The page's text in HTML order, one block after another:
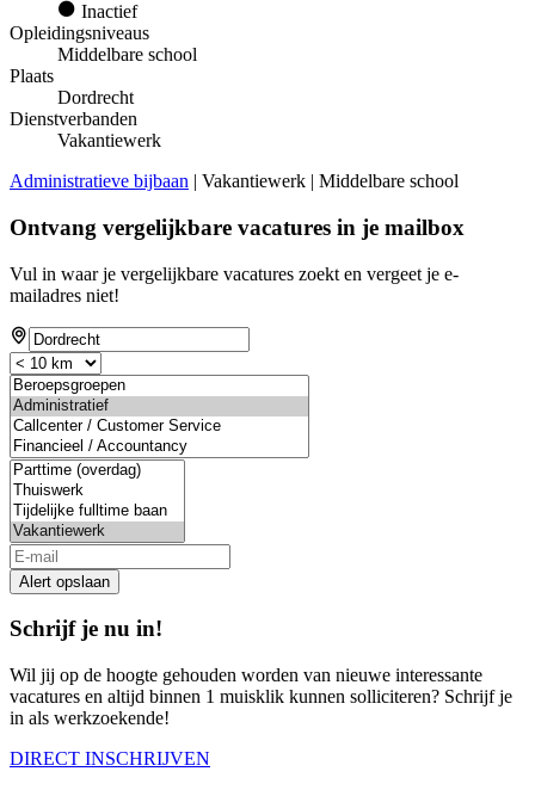
Inactief
Opleidingsniveaus
Middelbare school
Plaats
Dordrecht
Dienstverbanden
Vakantiewerk
Administratieve bijbaan | Vakantiewerk | Middelbare school
Ontvang vergelijkbare vacatures in je mailbox
Vul in waar je vergelijkbare vacatures zoekt en vergeet je e-
mailadres niet!
Alert opslaan
Schrijf je nu in!
Wil jij op de hoogte gehouden worden van nieuwe interessante
vacatures en altijd binnen 1 muisklik kunnen solliciteren? Schrijf je
in als werkzoekende!
DIRECT INSCHRIJVEN